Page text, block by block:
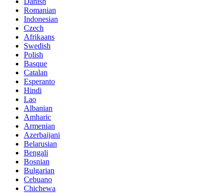
Romanian
Indonesian
Czech
Afrikaans
Swedish
Polish
Basque
Catalan
Esperanto
Hindi
Lao
Albanian
Amharic
Armenian
Azerbaijani
Belarusian
Bengali
Bosnian
Bulgarian
Cebuano
Chichewa